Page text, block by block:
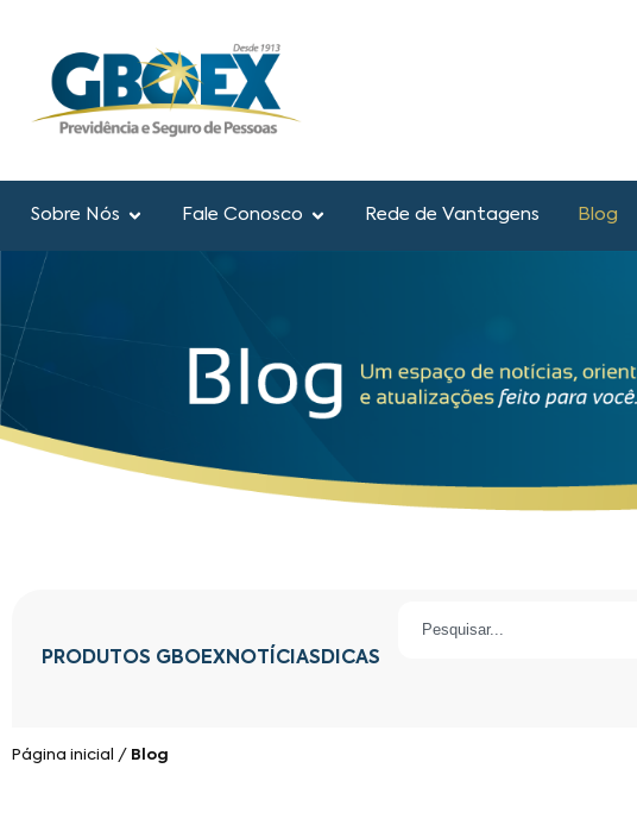
Sobre Nós Fale Conosco Rede de Vantagens Blog
PRODUTOS GBOEXNOTÍCIAS DICAS
Página inicial / Blog